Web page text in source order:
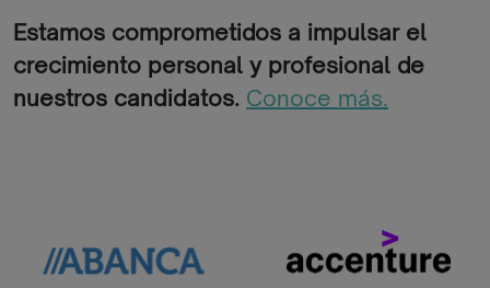
Estamos comprometidos a impulsar el
crecimiento personal y profesional de
nuestros candidatos. Conoce más.